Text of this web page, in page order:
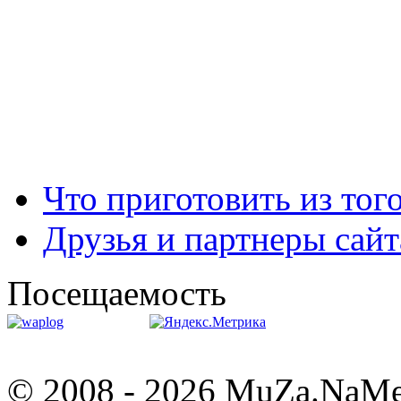
Что приготовить из
Друзья и партнеры
Посещаемость
© 2008 - 2026